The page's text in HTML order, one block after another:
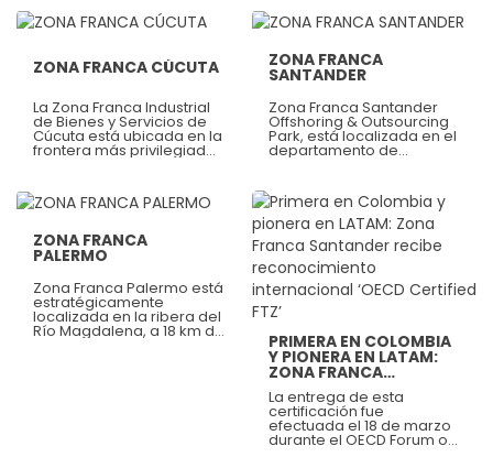
anticiparnos a sus
necesidades y trabajar
anticiparnos a sus
necesidades y trabajar
satisfacción.
mucho más! Aliados:
Salud Total , Sura, Salud
AbrilHora: 3:00 p.m.Lugar:
Sala Múltiple, edificio Suza
Ver más
ZONA FRANCA CÚCUTA
La Zona Franca Industrial
de Bienes y Servicios de
Cúcuta está ubicada en la
frontera más privilegiada
para la facilitación del
Colombia y Venezuela.
Ubicada a 3 minutos del
Camilo Daza, a 5 minutos
de la zona industrial,
cuenta con servicios
públicos disponibles para
la instalación de sus
operaciones.
Ver más
ZONA FRANCA
SANTANDER
Zona Franca Santander
Offshoring & Outsourcing
Park, está localizada en el
departamento de
Santander, centro
nororiente Colombiano y
región que cuenta con un
mercado natural de más
de 2 millones de
habitantes.
Ver más
ZONA FRANCA
PALERMO
Zona Franca Palermo está
estratégicamente
localizada en la ribera del
Río Magdalena, a 18 km de
su desembocadura al
Ver más
PRIMERA EN COLOMBIA
Y PIONERA EN LATAM:
ZONA FRANCA
SANTANDER RECIBE
RECONOCIMIENTO
INTERNACIONAL ‘OECD
CERTIFIED FTZ’
La entrega de esta
certificación fue
efectuada el 18 de marzo
durante el OECD Forum on